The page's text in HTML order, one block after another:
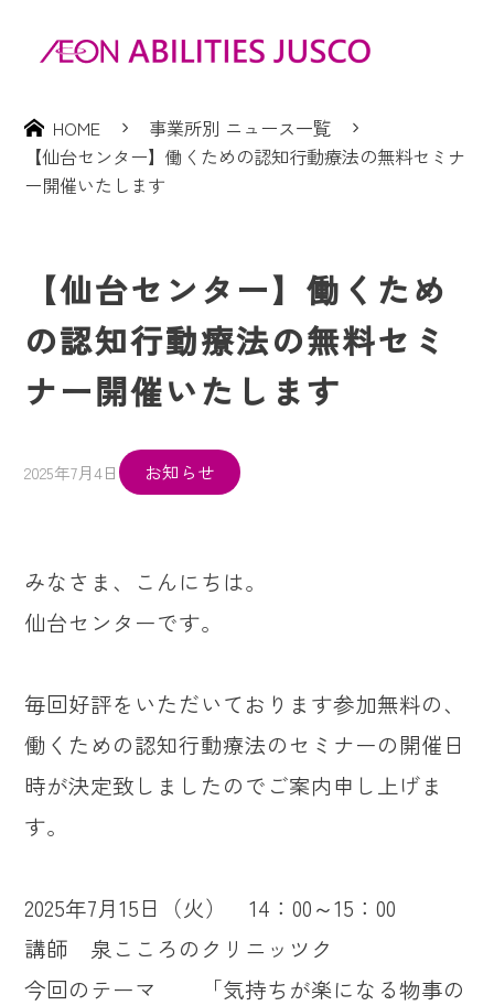
HOME
事業所別 ニュース一覧
【仙台センター】働くための認知行動療法の無料セミナ
ー開催いたします
【仙台センター】働くため
の認知行動療法の無料セミ
ナー開催いたします
2025年7月4日 お知らせ
みなさま、こんにちは。
仙台センターです。
毎回好評をいただいております参加無料の、
働くための認知行動療法のセミナーの開催日
時が決定致しましたのでご案内申し上げま
す。
2025年7月15日（火） 14：00～15：00
講師 泉こころのクリニッツク
今回のテーマ 「気持ちが楽になる物事の